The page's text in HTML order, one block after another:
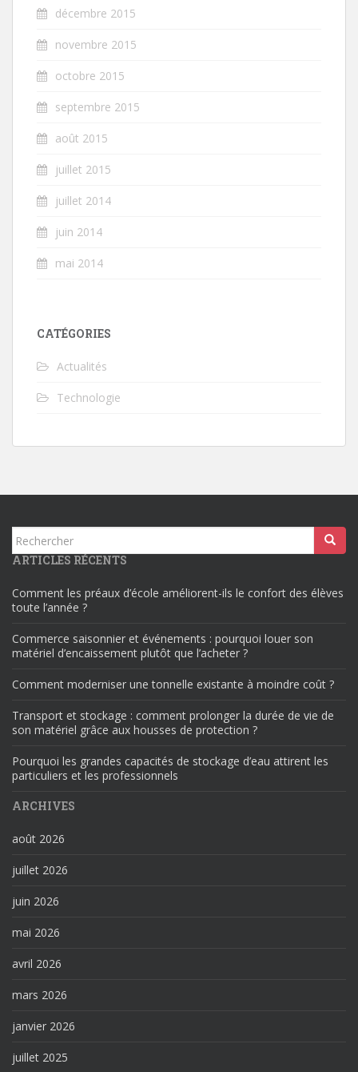
décembre 2015
novembre 2015
octobre 2015
septembre 2015
août 2015
juillet 2015
juillet 2014
juin 2014
mai 2014
CATÉGORIES
Actualités
Technologie
Rechercher...
ARTICLES RÉCENTS
Comment les préaux d’école améliorent-ils le confort des élèves
toute l’année ?
Commerce saisonnier et événements : pourquoi louer son
matériel d’encaissement plutôt que l’acheter ?
Comment moderniser une tonnelle existante à moindre coût ?
Transport et stockage : comment prolonger la durée de vie de
son matériel grâce aux housses de protection ?
Pourquoi les grandes capacités de stockage d’eau attirent les
particuliers et les professionnels
ARCHIVES
août 2026
juillet 2026
juin 2026
mai 2026
avril 2026
mars 2026
janvier 2026
juillet 2025